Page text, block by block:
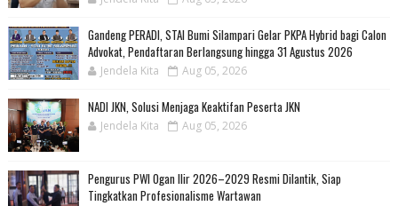
Gandeng PERADI, STAI Bumi Silampari Gelar PKPA Hybrid bagi Calon
Advokat, Pendaftaran Berlangsung hingga 31 Agustus 2026
Jendela Kita Aug 05, 2026
NADI JKN, Solusi Menjaga Keaktifan Peserta JKN
Jendela Kita Aug 05, 2026
Pengurus PWI Ogan Ilir 2026–2029 Resmi Dilantik, Siap
Tingkatkan Profesionalisme Wartawan